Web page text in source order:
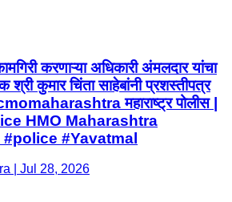
करणाऱ्या अधिकारी अंमलदार यांचा
श्री कुमार चिंता साहेबांनी प्रशस्तीपत्र
महाराष्ट्र पोलीस |
HMO Maharashtra
#Yavatmal
| Jul 28, 2026